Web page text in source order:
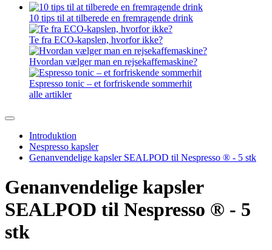
10 tips til at tilberede en fremragende drink
Te fra ECO-kapslen, hvorfor ikke?
Hvordan vælger man en rejsekaffemaskine?
Espresso tonic – et forfriskende sommerhit
alle artikler
Introduktion
Nespresso kapsler
Genanvendelige kapsler SEALPOD til Nespresso ® - 5 stk
Genanvendelige kapsler
SEALPOD til Nespresso ® - 5
stk